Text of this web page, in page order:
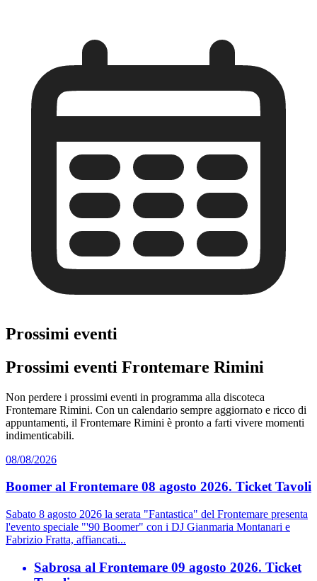
Prossimi eventi
Prossimi eventi Frontemare Rimini
Non perdere i prossimi eventi in programma alla discoteca
Frontemare Rimini. Con un calendario sempre aggiornato e ricco di
appuntamenti, il Frontemare Rimini è pronto a farti vivere momenti
indimenticabili.
08/08/2026
Boomer al Frontemare 08 agosto 2026. Ticket Tavoli
Sabato 8 agosto 2026 la serata "Fantastica" del Frontemare presenta
l'evento speciale "'90 Boomer" con i DJ Gianmaria Montanari e
Fabrizio Fratta, affiancati...
Sabrosa al Frontemare 09 agosto 2026. Ticket